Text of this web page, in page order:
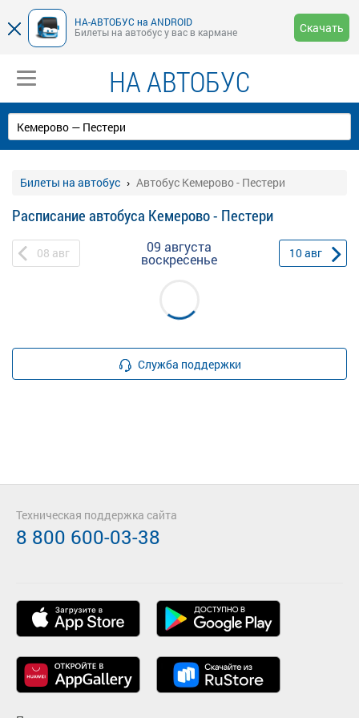
НА-АВТОБУС на ANDROID
Билеты на автобус у вас в кармане
Скачать
НА АВТОБУС
Билеты на автобус Автобус Кемерово - Пестери
Расписание автобуса Кемерово - Пестери
08 авг 09 августа
воскресенье 10авг
Служба поддержки
Техническая поддержка сайта
8 800 600-03-38